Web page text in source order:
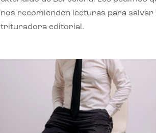
nos recomienden lecturas para salvar
trituradora editorial.